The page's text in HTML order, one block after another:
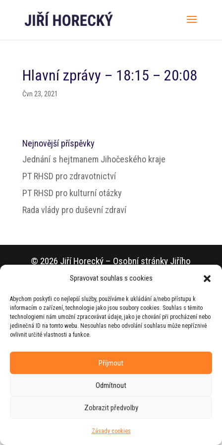
Spravovat souhlas s cookies
Abychom poskytli co nejlepší služby, používáme k ukládání a/nebo přístupu k
informacím o zařízení, technologie jako jsou soubory cookies. Souhlas s těmito
technologiemi nám umožní zpracovávat údaje, jako je chování při procházení nebo
jedinečná ID na tomto webu. Nesouhlas nebo odvolání souhlasu může nepříznivě
ovlivnit určité vlastnosti a funkce.
Příjmout
Odmítnout
Zobrazit předvolby
Zásady cookies
Hlavní zprávy – 18:15 – 20:08
Čvn 23, 2021
Nejnovější příspěvky
Jednání s hejtmanem Jihočeského kraje
PT RHSD pro zdravotnictví
PT RHSD pro kulturní otázky
Rada vlády pro duševní zdraví
© 2026 Jiří Horecký – Osobní stránky Jiřího
Horeckého
agenturouZEST BRAND.